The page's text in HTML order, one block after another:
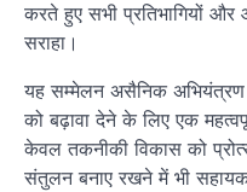
करते हुए सभी प्रतिभागियों
सराहा।
यह सम्मेलन असैनिक अभियंत्रण
को बढ़ावा देने के लिए एक
केवल तकनीकी विकास को
संतुलन बनाए रखने में भी